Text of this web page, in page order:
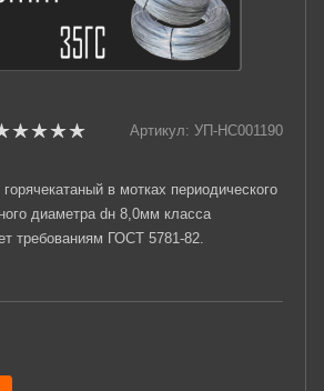
Артикул: УП-НС001190
в мотках периодического
диаметра dн 8,0мм класса
требованиям ГОСТ 5781-82.